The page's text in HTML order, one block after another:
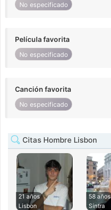
No especificado
Película favorita
No especificado
Canción favorita
No especificado
Citas Hombre Lisbon
21 años
Lisbon
58 años
Sintra